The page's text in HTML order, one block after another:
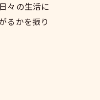
々の生活に
るかを振り